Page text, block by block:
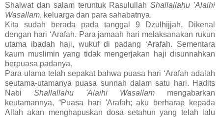
Shalwat dan salam teruntuk RasulullahShallallahu 'Alaihi
Wasallam, keluarga dan para sahabatnya.
Kita sudah berada pada tanggal 9 Dzulhijjah. Dikenal
dengan hari ‘Arafah. Para jamaah hari melaksanakan rukun
utama ibadah haji, wukuf di padang ‘Arafah. Sementara
kaum muslimin yang tidak mengerjakan haji disunnahkan
berpuasa padanya.
Para ulama telah sepakat bahwa puasa hari ‘Arafah adalah
seutama-utamanya puasa sunnah dalam satu hari. Hadits
Nabi Shallallahu 'Alaihi Wasallam mengabarkan
keutamannya, “Puasa hari 'Arafah; aku berharap kepada
Allah akan menghapuskan dosa setahun yang telah lalu